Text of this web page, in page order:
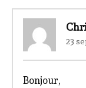
23
Bonjour,